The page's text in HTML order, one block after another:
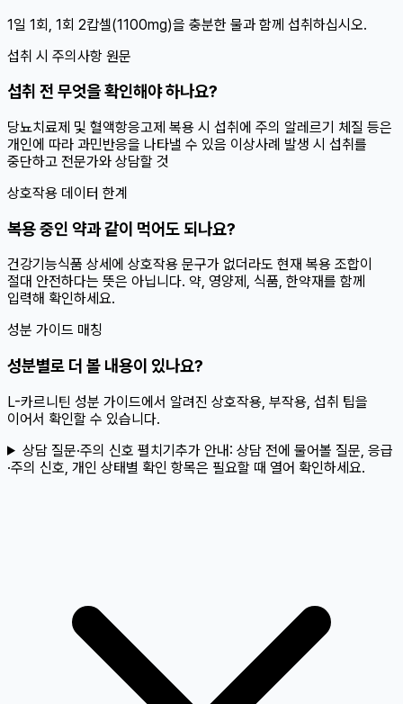
1일 1회, 1회 2캅셀(1100mg)을 충분한 물과 함께 섭취하십시오.
섭취 시 주의사항 원문
섭취 전 무엇을 확인해야 하나요?
당뇨치료제 및 혈액항응고제 복용 시 섭취에 주의 알레르기 체질 등은
개인에 따라 과민반응을 나타낼 수 있음 이상사례 발생 시 섭취를
중단하고 전문가와 상담할 것
상호작용 데이터 한계
복용 중인 약과 같이 먹어도 되나요?
건강기능식품 상세에 상호작용 문구가 없더라도 현재 복용 조합이
절대 안전하다는 뜻은 아닙니다. 약, 영양제, 식품, 한약재를 함께
입력해 확인하세요.
성분 가이드 매칭
성분별로 더 볼 내용이 있나요?
L-카르니틴 성분 가이드에서 알려진 상호작용, 부작용, 섭취 팁을
이어서 확인할 수 있습니다.
상담 질문·주의 신호 펼치기추가 안내: 상담 전에 물어볼 질문, 응급
·주의 신호, 개인 상태별 확인 항목은 필요할 때 열어 확인하세요.